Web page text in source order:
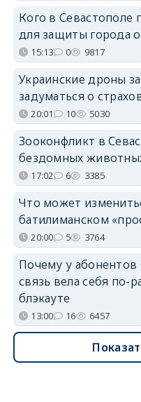
Кого в Севастополе
для защиты города
15:13 0 9817
Украинские дроны
задуматься о
20:01 10 5030
Зооконфликт в
бездомных
17:02 6 3385
Что может
батилиманском
20:00 5 3764
Почему у абонентов
связь вела себя по-
блэкауте
13:00 16 6457